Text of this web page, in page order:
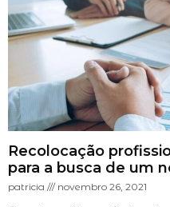
Recolocação
para a busca de um
patricia novembro 26, 2021